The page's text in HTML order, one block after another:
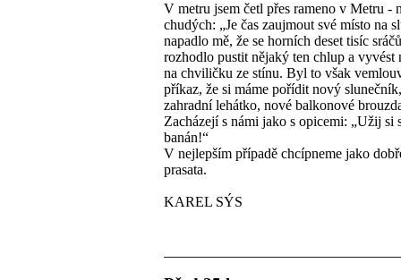
V metru jsem četl přes rameno v Metru -
chudých: „Je čas zaujmout své místo na
napadlo mě, že se horních deset tisíc
rozhodlo pustit nějaký ten chlup a vyvést
na chviličku ze stínu. Byl to však
příkaz, že si máme pořídit nový
zahradní lehátko, nové balkonové
Zacházejí s námi jako s opicemi: „Užij si
banán!“
V nejlepším případě chcípneme jako
prasata.
KAREL SÝS